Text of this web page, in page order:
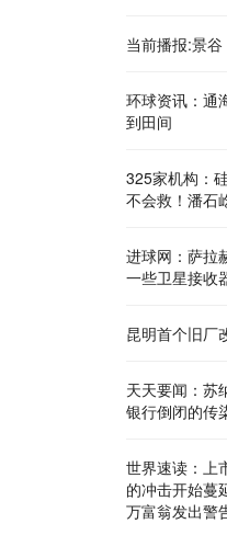
当前播报:景
环球资讯：通
到田间
325家机构：
不会救！潘石
进球网：萨拉
一些卫星接收
昆明首个旧厂
天天要闻：苏
银行倒闭的传
世界速读：上
的冲击开始蔓
万富翁发出警